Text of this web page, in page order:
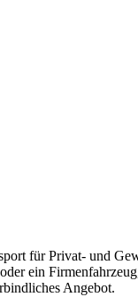
für Privat- und
ein
Angebot.